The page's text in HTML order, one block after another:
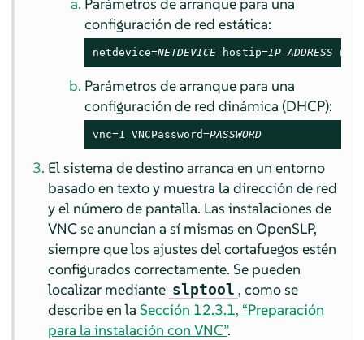
configuración de red estática:
netdevice=NETDEVICE hostip=IP_ADDRESS
Parámetros de arranque para una
configuración de red dinámica (DHCP):
vnc=1 VNCPassword=PASSWORD
El sistema de destino arranca en un entorno
basado en texto y muestra la dirección de red
y el número de pantalla. Las instalaciones de
VNC se anuncian a sí mismas en OpenSLP,
siempre que los ajustes del cortafuegos estén
configurados correctamente. Se pueden
localizar mediante slptool , como se
describe en laSección 12.3.1, “Preparación
para la instalación con VNC”.